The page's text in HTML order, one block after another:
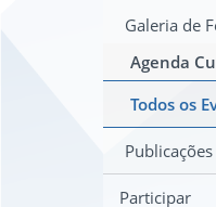
Galeria de
Agenda
Todos os
Participar